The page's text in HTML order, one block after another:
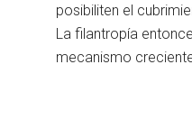
posibiliten el
La filantropía
mecanismo